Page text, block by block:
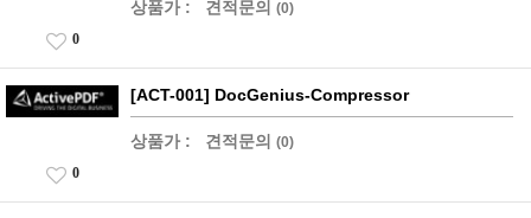
상품가 : 견적문의 (0)
0
[ACT-001] DocGenius-Compressor
상품가 : 견적문의 (0)
0